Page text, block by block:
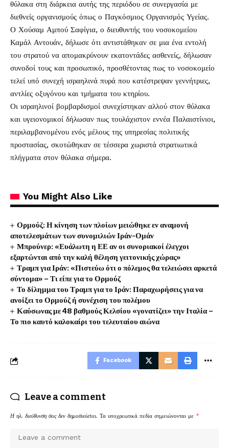
θύλακα στη διάρκεια αυτής της περιόδου σε συνεργασία με
διεθνείς οργανισμούς όπως ο Παγκόσμιος Οργανισμός Υγείας.
Ο Χούσαμ Αμπού Σαφίγια, ο διευθυντής του νοσοκομείου
Καμάλ Αντουάν, δήλωσε ότι αντιστάθηκαν σε μια ένα εντολή
του στρατού να απομακρύνουν εκατοντάδες ασθενείς, δήλωσαν
συνοδοί τους και προσωπικό, προσθέτοντας πως το νοσοκομείο
τελεί υπό συνεχή ισραηλινά πυρά που κατέστρεψαν γεννήτριες,
αντλίες οξυγόνου και τμήματα του κτηρίου.
Οι ισραηλινοί βομβαρδισμοί συνεχίστηκαν αλλού στον θύλακα
και υγειονομικοί δήλωσαν πως τουλάχιστον εννέα Παλαιστίνιοι,
περιλαμβανομένου ενός μέλους της υπηρεσίας πολιτικής
προστασίας, σκοτώθηκαν σε τέσσερα χωριστά στρατιωτικά
πλήγματα στον θύλακα σήμερα.
You Might Also Like
Ορμούζ: Η κίνηση των πλοίων μειώθηκε εν αναμονή
αποτελεσμάτων των συνομιλιών Ιράν-Ομάν
Μπρούνερ: «Ευάλωτη η ΕΕ αν οι συνοριακοί έλεγχοι
εξαρτώνται από την καλή θέληση γειτονικής χώρας»
Τραμπ για Ιράν: «Πιστεύω ότι ο πόλεμος θα τελειώσει αρκετά
σύντομα» – Τι είπε για το Ορμούζ
Το δίλημμα του Τραμπ για το Ιράν: Παραχωρήσεις για να
ανοίξει το Ορμούζ ή συνέχιση του πολέμου
Καύσωνας με 48 βαθμούς Κελσίου «γονατίζει» την Ιταλία –
Το πιο καυτό καλοκαίρι του τελευταίου αιώνα
Facebook
Leave a comment
Η ηλ. διεύθυνση σας δεν δημοσιεύεται. Τα υποχρεωτικά πεδία σημειώνονται με *